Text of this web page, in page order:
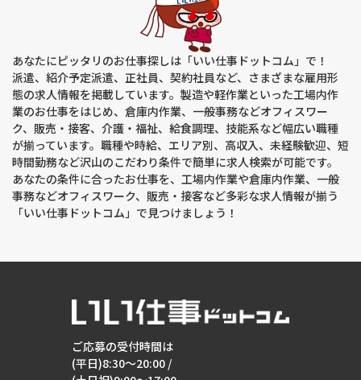
ご本人からの求めにより、当社が保有する保有個人データに関
する開示、利用目的の通知、内容の訂正・追加または削除、利
用停止、消去および第三者提供の停止(以下、開示等という)に
応じます。開示等に応ずる窓口は、下記「当社の個人情報の取
扱いに関する苦情、相談等のお問い合わせ先」を参照してくだ
さい。
(８)本人が容易に認識できない方法による個人情報の取得
クッキーやウェブビーコン等を用いるなどして、本人が容易に
認識できない方法による個人情報の取得は行っておりません。
(９)個人情報の安全管理措置について
取得した個人情報については、漏洩、減失または毀損の防止と
是正、その他個人情報の安全管理のために必要かつ適切な措置
を講じます。
当社ホームページの個人情報保護方針をご覧下さい。
【連絡先】個人情報保護管理者：棚原 圭太
住所：大阪府枚方市新町1丁目12番1号 関医アネックス第2ビ
あなたにピッタリのお仕事探しは「いい仕事ドットコム」で！
派遣、紹介予定派遣、正社員、契約社員など、さまざまな雇用形
態の求人情報を掲載しています。製造や軽作業といった工場内作
業のお仕事をはじめ、倉庫内作業、一般事務などオフィスワー
ク、販売・接客、介護・福祉、給食調理、技能系など幅広い職種
が揃っています。職種や時給、エリア別、高収入、未経験歓迎、短
時間勤務など沢山のこだわり条件で簡単に求人検索が可能です。
あなたの条件に合ったお仕事を、工場内作業や倉庫内作業、一般
事務などオフィスワーク、販売・接客など多彩な求人情報が揃う
「いい仕事ドットコム」で見つけましょう！
ご応募の受付時間は
(平日)8:30～20:00 /